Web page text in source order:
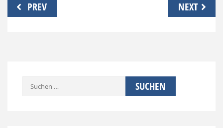
PREV NEXT
Suchen